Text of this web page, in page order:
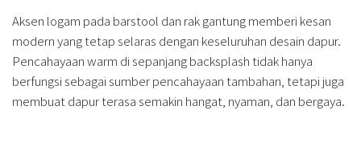
Aksen logam pada barstool dan rak gantung memberi kesan
modern yang tetap selaras dengan keseluruhan desain dapur.
Pencahayaan warm di sepanjang backsplash tidak hanya
berfungsi sebagai sumber pencahayaan tambahan, tetapi juga
membuat dapur terasa semakin hangat, nyaman, dan bergaya.